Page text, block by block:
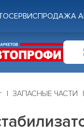
ПРОДАЖА
ЗАПАСНЫЕ ЧАСТИ